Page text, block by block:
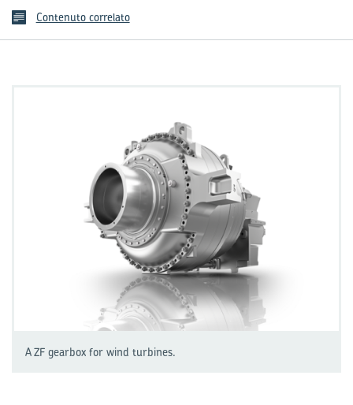
Contenuto correlato
A ZF gearbox for wind turbines.